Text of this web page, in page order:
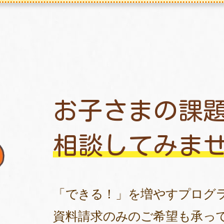
お子さまの課
相談してみま
「できる！」を増やすプログ
資料請求のみのご希望も承っ